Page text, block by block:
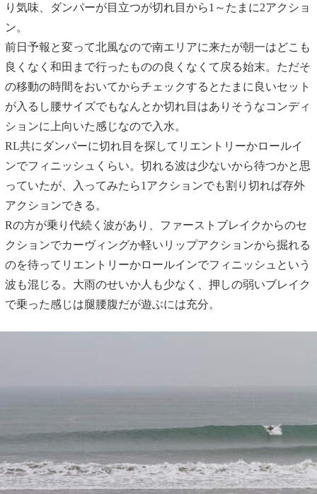
り気味、ダンパーが目立つが切れ目から1～たまに2アクショ
ン。
前日予報と変って北風なので南エリアに来たが朝一はどこも
良くなく和田まで行ったものの良くなくて戻る始末。ただそ
の移動の時間をおいてからチェックするとたまに良いセット
が入るし腰サイズでもなんとか切れ目はありそうなコンディ
ションに上向いた感じなので入水。
RL共にダンパーに切れ目を探してリエントリーかロールイ
ンでフィニッシュくらい。切れる波は少ないから待つかと思
っていたが、入ってみたら1アクションでも割り切れば存外
アクションできる。
Rの方が乗り代続く波があり、ファーストブレイクからのセ
クションでカーヴィングか軽いリップアクションから掘れる
のを待ってリエントリーかロールインでフィニッシュという
波も混じる。大雨のせいか人も少なく、押しの弱いブレイク
で乗った感じは腿腰腹だが遊ぶには充分。